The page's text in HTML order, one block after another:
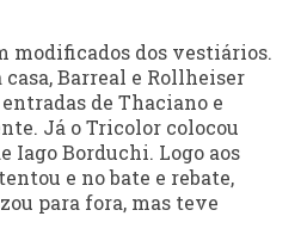
modificados dos vestiários.
casa, Barreal e Rollheiser
de Thaciano e
Já o Tricolor colocou
Iago Borduchi. Logo aos
e no bate e rebate,
para fora, mas teve